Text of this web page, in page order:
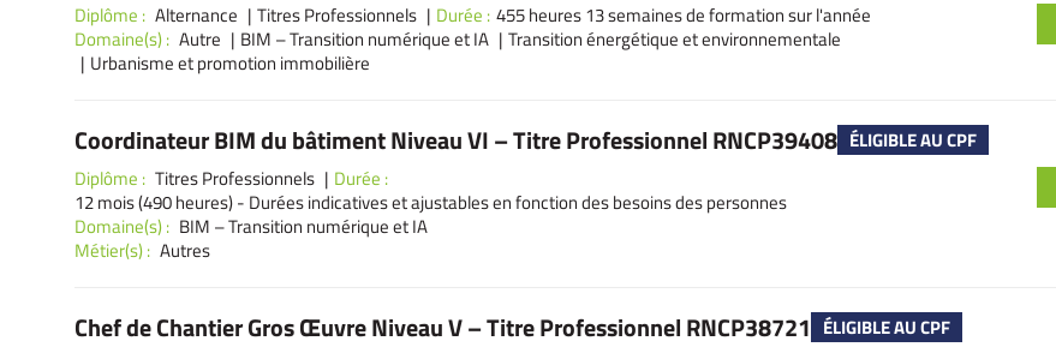
Diplôme : Alternance Titres Professionnels Durée : 455 heures 13 semaines de formation sur l'année
Domaine(s) : Autre BIM – Transition numérique et IA
Transition énergétique et environnementale
Urbanisme et promotion immobilière
Coordinateur BIM du bâtiment Niveau VI – Titre Professionnel RNCP39408 ÉLIGIBLE AU CPF
Diplôme : Titres Professionnels
Durée :
12 mois (490 heures) - Durées indicatives et ajustables en fonction des besoins des personnes
Domaine(s) : BIM – Transition numérique et IA
Métier(s) : Autres
Chef de Chantier Gros Œuvre Niveau V – Titre Professionnel RNCP38721 ÉLIGIBLE AU CPF